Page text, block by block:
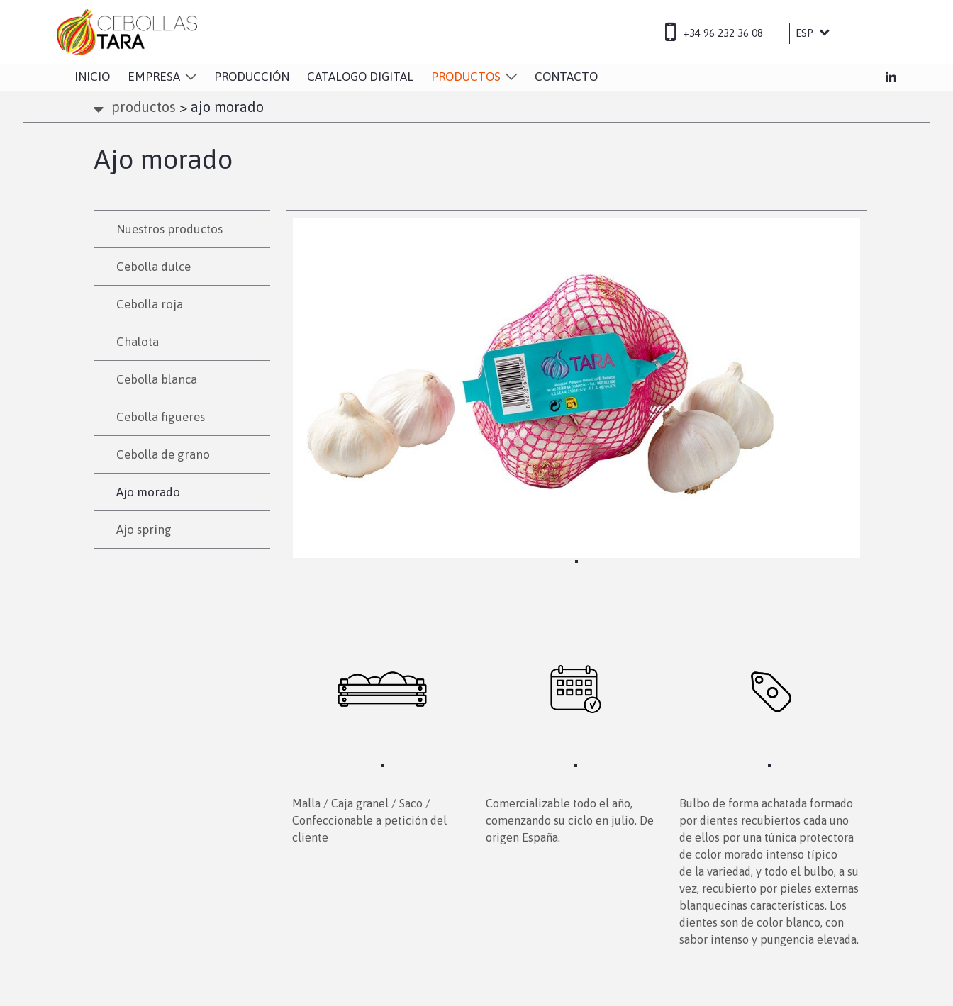
+34 96 232 36 08
ESP
INICIO EMPRESA PRODUCCIÓN CATALOGO DIGITAL PRODUCTOS CONTACTO
productos > ajo morado
Ajo morado
Nuestros productos
Cebolla dulce
Cebolla roja
Chalota
Cebolla blanca
Cebolla figueres
Cebolla de grano
Ajo morado
Ajo spring
Malla / Caja granel / Saco /
Confeccionable a petición del
cliente
Comercializable todo el año,
comenzando su ciclo en julio. De
origen España.
Bulbo de forma achatada formado
por dientes recubiertos cada uno
de ellos por una túnica protectora
de color morado intenso típico
de la variedad, y todo el bulbo, a su
vez, recubierto por pieles externas
blanquecinas características. Los
dientes son de color blanco, con
sabor intenso y pungencia elevada.